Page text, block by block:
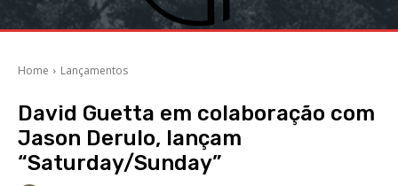
Home Lançamentos
David Guetta em colaboração com
Jason Derulo, lançam
“Saturday/Sunday”